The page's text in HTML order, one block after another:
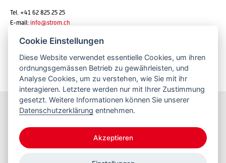
Tel. +41 62 825 25 25
E-mail: info@strom.ch
Newsletter abonnieren
Bleiben Sie informiert
Cookie Einstellungen
Diese Website verwendet essentielle Cookies, um ihren
ordnungsgemässen Betrieb zu gewährleisten, und
Analyse Cookies, um zu verstehen, wie Sie mit ihr
interagieren. Letztere werden nur mit Ihrer Zustimmung
gesetzt. Weitere Informationen können Sie unserer
Datenschutzerklärung entnehmen.
Akzeptieren